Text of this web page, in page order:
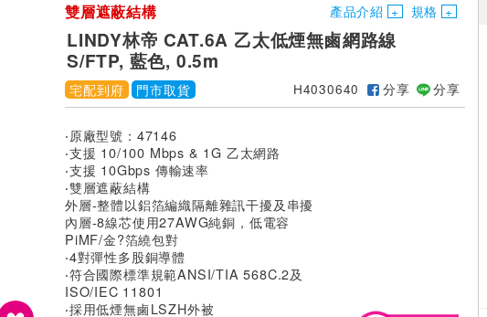
雙層遮蔽結構 產品介紹 規格
LINDY林帝 CAT.6A 乙太低煙無鹵網路線
S/FTP, 藍色, 0.5m
宅配到府 門市取貨 H4030640 分享 分享
‧原廠型號：47146
‧支援 10/100 Mbps & 1G 乙太網路
‧支援 10Gbps 傳輸速率
‧雙層遮蔽結構
外層-整體以鋁箔編織隔離雜訊干擾及串擾
內層-8線芯使用27AWG純銅，低電容
PiMF/金?箔繞包對
‧4對彈性多股銅導體
‧符合國際標準規範ANSI/TIA 568C.2及
ISO/IEC 11801
‧採用低煙無鹵LSZH外被